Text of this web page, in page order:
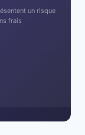
un risque
frais